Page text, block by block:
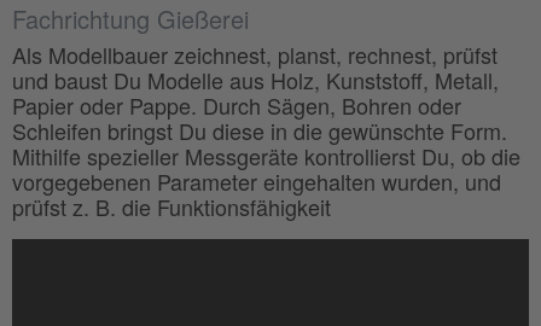
Fachrichtung Gießerei
Als Modellbauer zeichnest, planst, rechnest, prüfst
und baust Du Modelle aus Holz, Kunststoff, Metall,
Papier oder Pappe. Durch Sägen, Bohren oder
Schleifen bringst Du diese in die gewünschte Form.
Mithilfe spezieller Messgeräte kontrollierst Du, ob die
vorgegebenen Parameter eingehalten wurden, und
prüfst z. B. die Funktionsfähigkeit